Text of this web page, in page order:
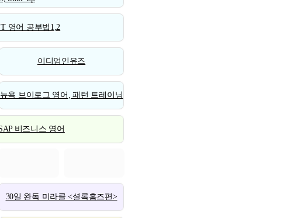
영어 공부법1,2
이디엄인유즈
뉴욕 브이로그 영어, 패턴 트레이닝
비즈니스 영어
30일 완독 미라클 <셜록홈즈편>